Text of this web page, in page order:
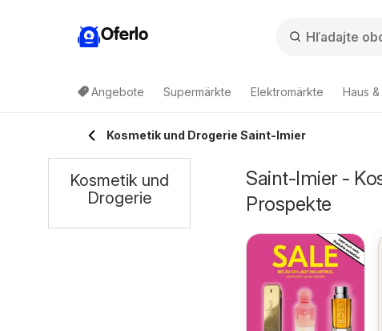
Oferlo
Angebote Supermärkte Elektromärkte Haus
Kosmetik und Drogerie Saint-Imier
Saint-Imier -
Prospekte
Kosmetik und
Drogerie